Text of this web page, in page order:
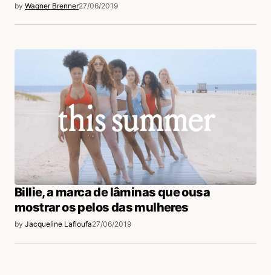
by Wagner Brenner27/06/2019
Billie, a marca de lâminas que ousa
mostrar os pelos das mulheres
by Jacqueline Lafloufa27/06/2019